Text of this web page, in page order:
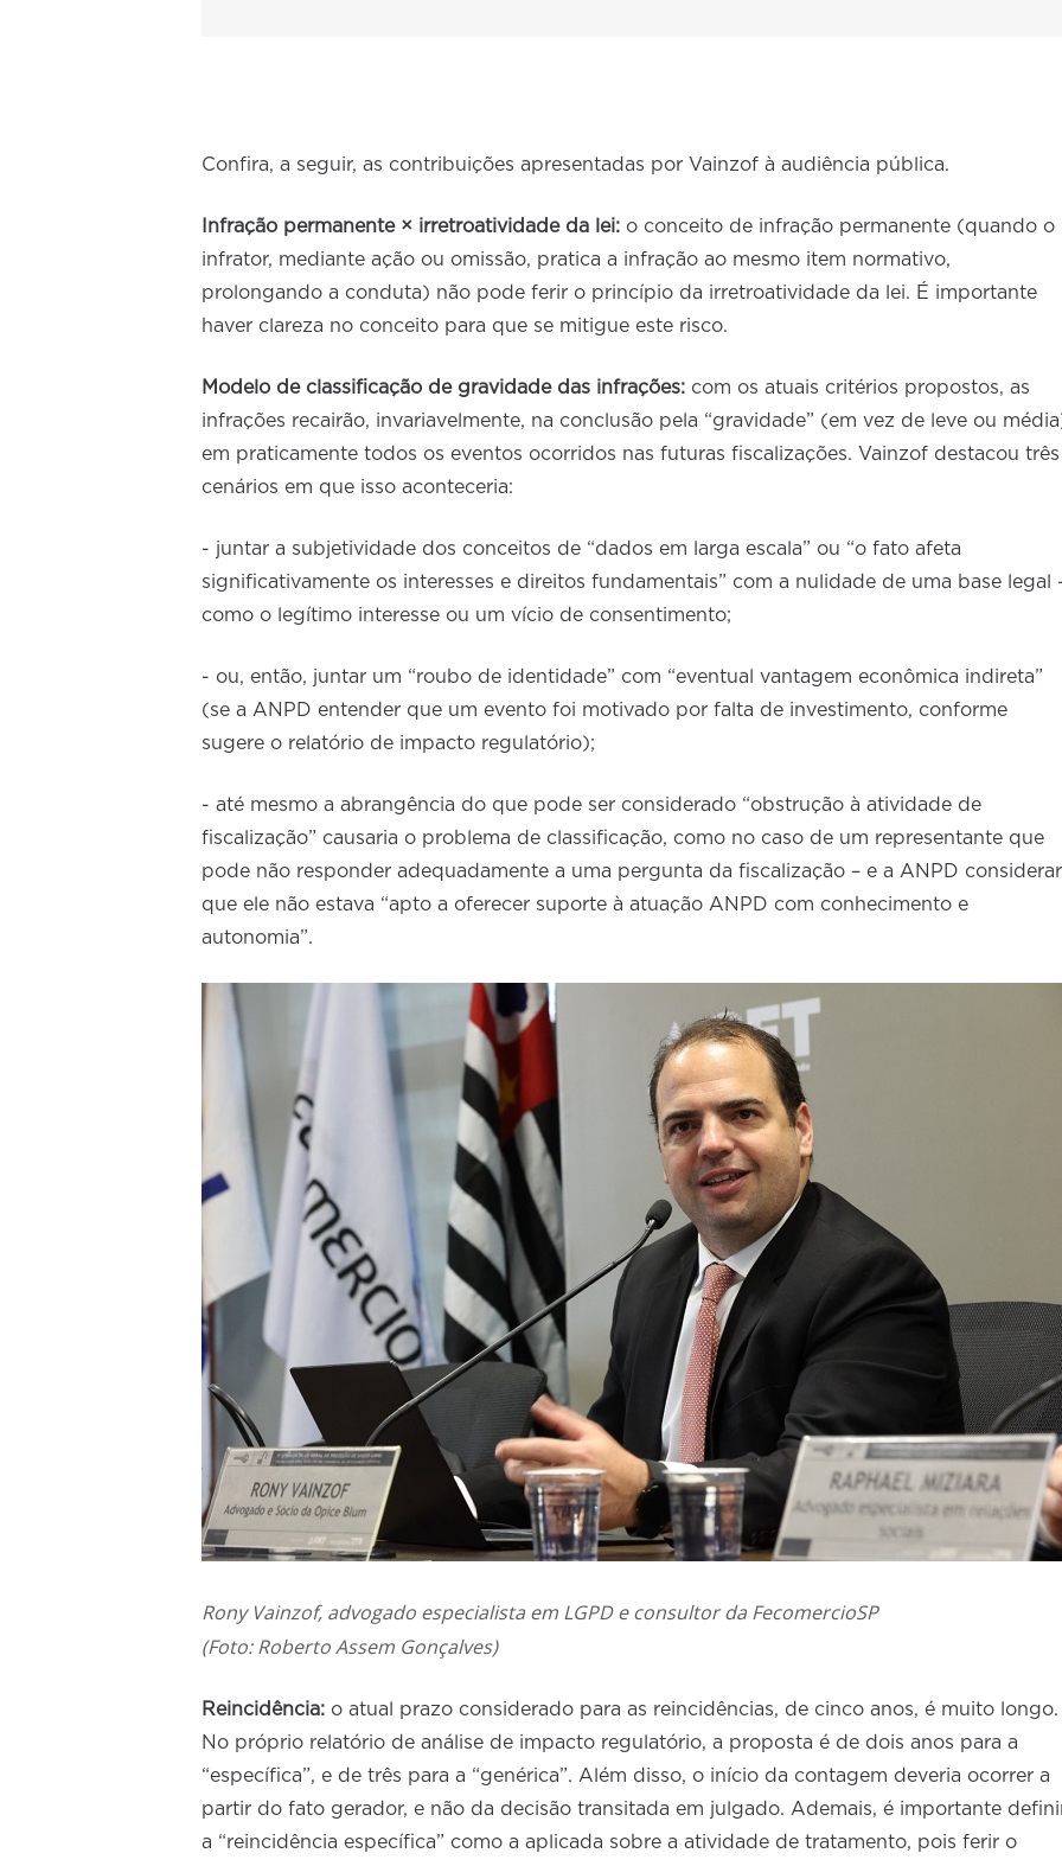
Confira, a seguir, as contribuições apresentadas por Vainzof à audiência pública.
Infração permanente × irretroatividade da lei: o conceito de infração permanente (quando o
infrator, mediante ação ou omissão, pratica a infração ao mesmo item normativo,
prolongando a conduta) não pode ferir o princípio da irretroatividade da lei. É importante
haver clareza no conceito para que se mitigue este risco.
Modelo de classificação de gravidade das infrações: com os atuais critérios propostos, as
infrações recairão, invariavelmente, na conclusão pela “gravidade” (em vez de leve ou
em praticamente todos os eventos ocorridos nas futuras fiscalizações. Vainzof destacou três
cenários em que isso aconteceria:
- juntar a subjetividade dos conceitos de “dados em larga escala” ou “o fato afeta
significativamente os interesses e direitos fundamentais” com a nulidade de uma base legal
como o legítimo interesse ou um vício de consentimento;
- ou, então, juntar um “roubo de identidade” com “eventual vantagem econômica indireta”
(se a ANPD entender que um evento foi motivado por falta de investimento, conforme
sugere o relatório de impacto regulatório);
- até mesmo a abrangência do que pode ser considerado “obstrução à atividade de
fiscalização” causaria o problema de classificação, como no caso de um representante que
pode não responder adequadamente a uma pergunta da fiscalização – e a ANPD considerar
que ele não estava “apto a oferecer suporte à atuação ANPD com conhecimento e
autonomia”.
Rony Vainzof, advogado especialista em LGPD e consultor da FecomercioSP
(Foto: Roberto Assem Gonçalves)
Reincidência: o atual prazo considerado para as reincidências, de cinco anos, é muito longo.
No próprio relatório de análise de impacto regulatório, a proposta é de dois anos para a
“específica”, e de três para a “genérica”. Além disso, o início da contagem deveria ocorrer a
partir do fato gerador, e não da decisão transitada em julgado. Ademais, é importante
a “reincidência específica” como a aplicada sobre a atividade de tratamento, pois ferir o